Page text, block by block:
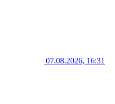
07.08.2026, 16:31